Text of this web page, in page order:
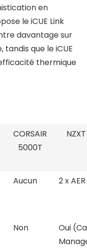
en
le iCUE Link
davantage sur
que le iCUE
thermique
CORSAIR
5000T
Aucun 2 x
Non
Oui